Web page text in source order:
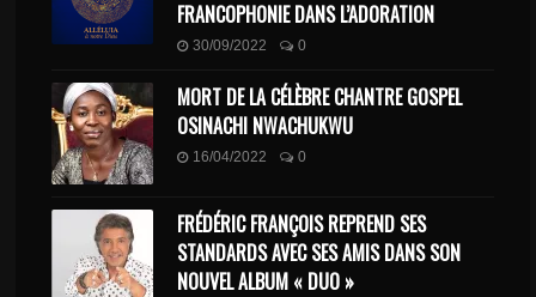
FRANCOPHONIE DANS L’ADORATION
30/09/2022 0
MORT DE LA CÉLÈBRE CHANTRE GOSPEL
OSINACHI NWACHUKWU
16/04/2022 0
FRÉDÉRIC FRANÇOIS REPREND SES
STANDARDS AVEC SES AMIS DANS SON
NOUVEL ALBUM « DUO »